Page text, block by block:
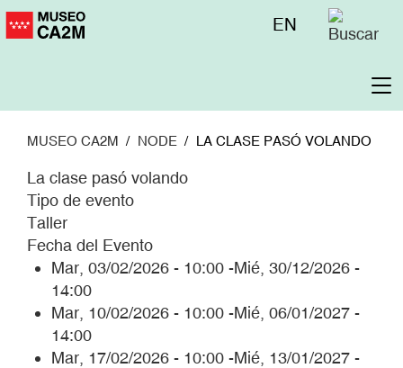
Pasar
Menú
EN
MUSEO CA2M NODE LA CLASE PASÓ VOLANDO
La clase pasó volando
Tipo de evento
Taller
Fecha del Evento
Mar, 03/02/2026 - 10:00 -Mié, 30/12/2026 -
14:00
Mar, 10/02/2026 - 10:00 -Mié, 06/01/2027 -
14:00
Mar, 17/02/2026 - 10:00 -Mié, 13/01/2027 -